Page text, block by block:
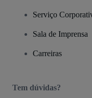
Serviço
Sala de Imprensa
Carreiras
Tem dúvidas?